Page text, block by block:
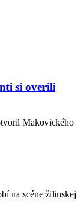
si overili
Makovického
na scéne žilinskej